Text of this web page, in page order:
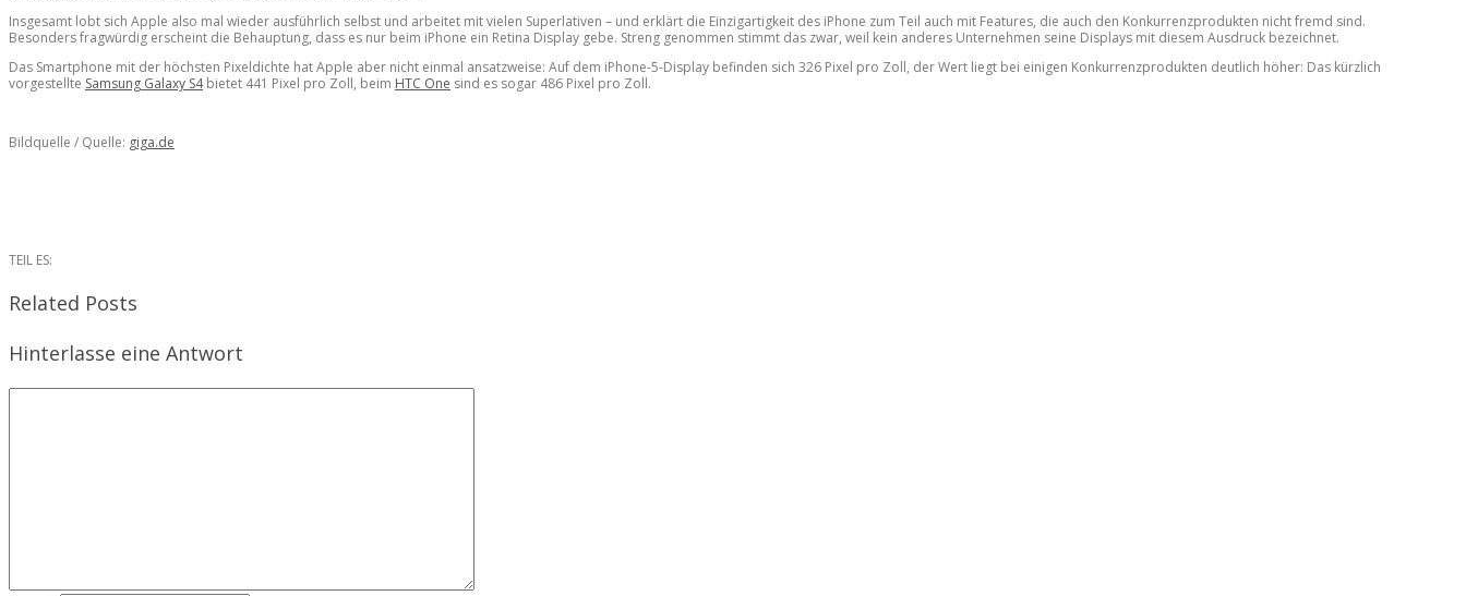
Insgesamt lobt sich Apple also mal wieder ausführlich selbst und arbeitet mit vielen Superlativen – und erklärt die Einzigartigkeit des iPhone zum Teil auch mit Features, die auch den Konkurrenzprodukten nicht fremd sind.
Besonders fragwürdig erscheint die Behauptung, dass es nur beim iPhone ein Retina Display gebe. Streng genommen stimmt das zwar, weil kein anderes Unternehmen seine Displays mit diesem Ausdruck bezeichnet.
Das Smartphone mit der höchsten Pixeldichte hat Apple aber nicht einmal ansatzweise: Auf dem iPhone-5-Display befinden sich 326 Pixel pro Zoll, der Wert liegt bei einigen Konkurrenzprodukten deutlich höher: Das kürzlich
vorgestellte Samsung Galaxy S4bietet 441 Pixel pro Zoll, beim HTC One sind es sogar 486 Pixel pro Zoll.
Bildquelle / Quelle: giga.de
TEIL ES:
Related Posts
Hinterlasse eine Antwort